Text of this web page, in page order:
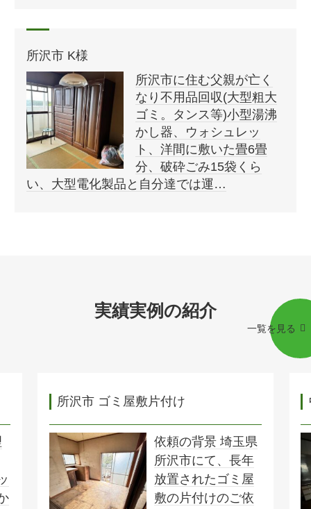
所沢市 K様
所沢市に住む父親が亡く
なり不用品回収(大型粗大
ゴミ。タンス等)小型湯沸
かし器、ウォシュレッ
ト、洋間に敷いた畳6畳
分、破砕ごみ15袋くら
い、大型電化製品と自分達では運…
実績実例の紹介
一覧を見る
所沢市 ゴミ屋敷片付け
依頼の背景 埼玉県
所沢市にて、長年
放置されたゴミ屋
敷の片付けのご依